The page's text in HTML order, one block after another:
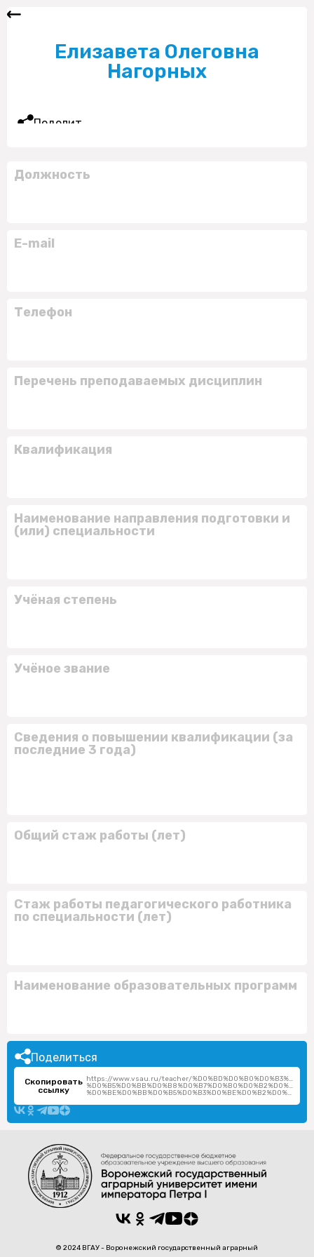
Елизавета Олеговна
Нагорных
Поделиться
Должность
E-mail
Телефон
Перечень преподаваемых дисциплин
Квалификация
Наименование направления подготовки и
(или) специальности
Учёная степень
Учёное звание
Сведения о повышении квалификации (за
последние 3 года)
Общий стаж работы (лет)
Стаж работы педагогического работника
по специальности (лет)
Наименование образовательных программ
Поделиться
Скопировать
ссылку
https://www.vsau.ru/teacher/
%D0%BE%D0%BB%D0%B5%D0%B3%D0%BE%D0%B2%D0%BD%D0%B0/
© 2024 ВГАУ - Воронежский государственный аграрный